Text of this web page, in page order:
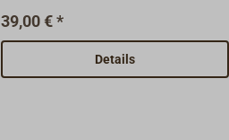
der Meyde. Das Servicekit 921
besteht aus: Nr. 310.22 Membran
Nr. 911 Ventilsatz Nr. 912 O-Ring
39,00 € *
Details